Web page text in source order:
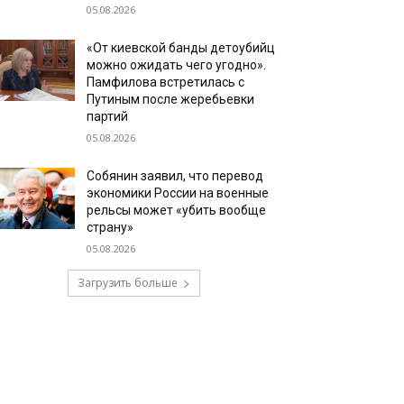
05.08.2026
«От киевской банды детоубийц
можно ожидать чего угодно».
Памфилова встретилась с
Путиным после жеребьевки
партий
05.08.2026
Собянин заявил, что перевод
экономики России на военные
рельсы может «убить вообще
страну»
05.08.2026
Загрузить больше